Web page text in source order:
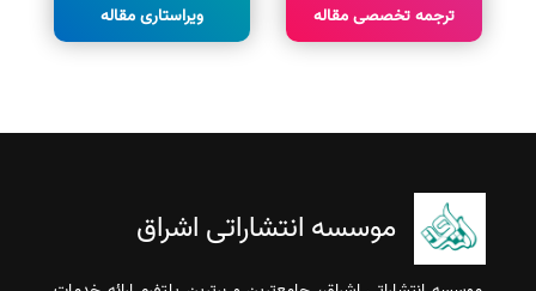
ترجمه تخصصی مقاله ویراستاری مقاله
موسسه انتشاراتی اشراق